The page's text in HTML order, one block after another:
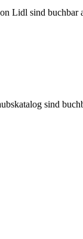
Lidl sind buchbar
sind